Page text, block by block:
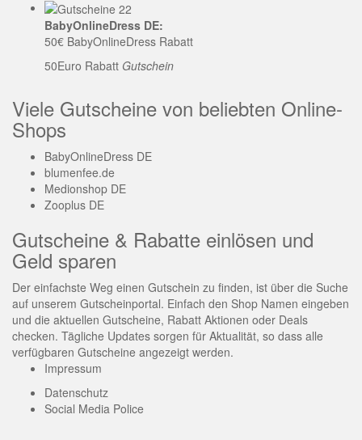
BabyOnlineDress DE:
50€ BabyOnlineDress Rabatt
50Euro Rabatt Gutschein
Viele Gutscheine von beliebten Online-
Shops
BabyOnlineDress DE
blumenfee.de
Medionshop DE
Zooplus DE
Gutscheine & Rabatte einlösen und
Geld sparen
Der einfachste Weg einen Gutschein zu finden, ist über die Suche
auf unserem Gutscheinportal. Einfach den Shop Namen eingeben
und die aktuellen Gutscheine, Rabatt Aktionen oder Deals
checken. Tägliche Updates sorgen für Aktualität, so dass alle
verfügbaren Gutscheine angezeigt werden.
Impressum
Datenschutz
Social Media Police